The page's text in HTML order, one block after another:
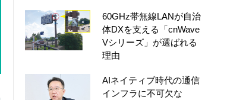
60GHz帯無線LANが自治
体DXを支える「cnWave
Vシリーズ」が選ばれる
理由
AIネイティブ時代の通信
インフラに不可欠な